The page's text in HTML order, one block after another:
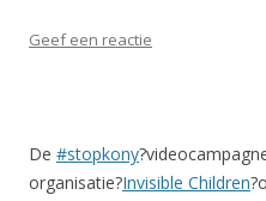
Geef een reactie
De #stopkony
organisatie?Invisible Children